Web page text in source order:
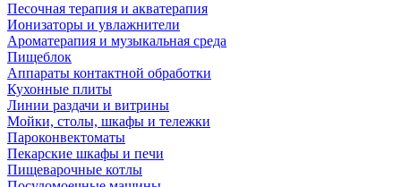
Песочная терапия и акватерапия
Ионизаторы и увлажнители
Ароматерапия и музыкальная среда
Пищеблок
Аппараты контактной обработки
Кухонные плиты
Линии раздачи и витрины
Мойки, столы, шкафы и тележки
Пароконвектоматы
Пекарские шкафы и печи
Пищеварочные котлы